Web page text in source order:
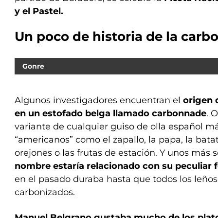
y el Pastel.
Un poco de historia de la
Gonre
Algunos investigadores encuentran el origen
en un estofado belga llamado carbonnade.
variante de cualquier guiso de olla español
“americanos” como el zapallo, la papa, la
orejones o las frutas de estación. Y unos más
nombre estaría relacionado con su peculiar
en el pasado duraba hasta que todos los
carbonizados.